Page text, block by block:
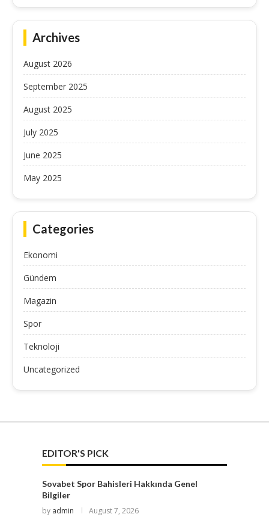
Archives
August 2026
September 2025
August 2025
July 2025
June 2025
May 2025
Categories
Ekonomi
Gündem
Magazin
Spor
Teknoloji
Uncategorized
EDITOR'S PICK
Sovabet Spor Bahisleri Hakkında Genel
Bilgiler
by admin August 7, 2026